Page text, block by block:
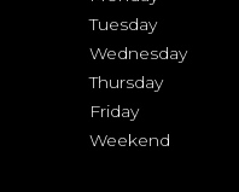
Tuesday
Wednesday
Thursday
Friday
Weekend